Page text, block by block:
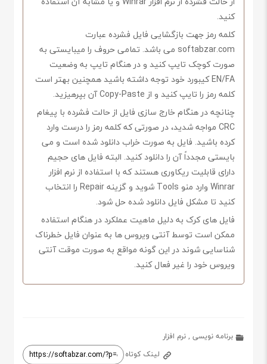
کنید.
کلمه رمز جهت بازگشایی فایل فشرده عبارت
softabzar.com می باشد. تمامی حروف را میبایستی به
صورت کوچک تایپ کنید و در هنگام تایپ به وضعیت
EN/FA کیبورد خود توجه داشته باشید همچنین بهتر است
کلمه رمز را تایپ کنید و از Copy-Paste آن بپرهیزید.
چنانچه در هنگام خارج سازی فایل از حالت فشرده با پیغام
CRC مواجه شدید، در صورتی که کلمه رمز را درست وارد
کرده باشید. فایل به صورت خراب دانلود شده است و می
بایستی مجدداً آن را دانلود کنید. البته فایل های حجیم
دارای قابلیت ریکاوری هستند که با استفاده از نرم افزار
Winrar وارد منو Tools شوید و گزینه Repair را انتخاب
کنید تا مشکل فایل دانلود شده حل شود.
فایل های کرک به دلیل ماهیت عملکرد در هنگام استفاده
ممکن است توسط آنتی ویروس ها به عنوان فایل خطرناک
شناسایی شوند در این گونه مواقع به صورت موقت آنتی
ویروس خود را غیر فعال کنید.
برنامه نویسی ,نرم افزار
لینک کوتاه